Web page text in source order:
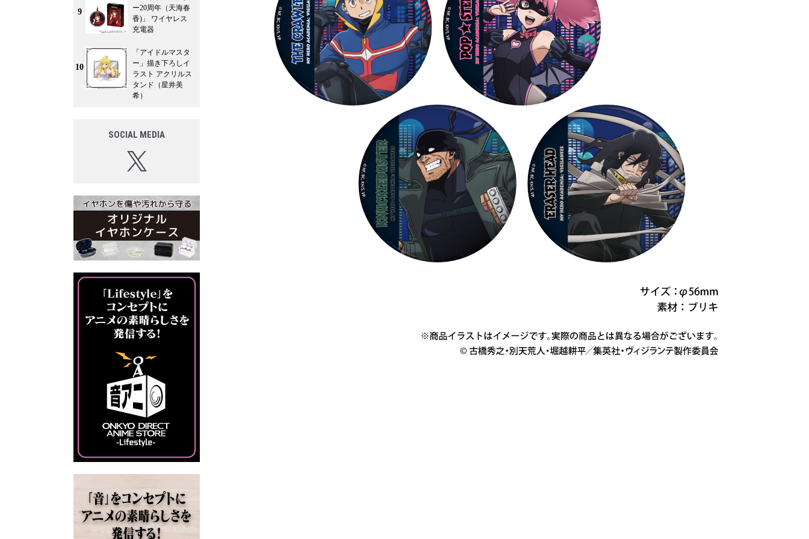
9
ー20周年（天海春
香)」 ワイヤレス
充電器
10
「アイドルマスタ
ー」描き下ろしイ
ラスト アクリルス
タンド（星井美
希）
SOCIAL MEDIA